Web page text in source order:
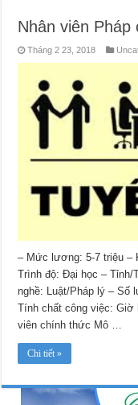
Nhân viên Pháp
Tháng 2 23, 2018
– Mức lương: 5-7 triệu –
Trình độ: Đại học – Tỉnh/
nghề: Luật/Pháp lý – Số
Tính chất công việc: Giờ
viên chính thức Mô …
Chi tiết »